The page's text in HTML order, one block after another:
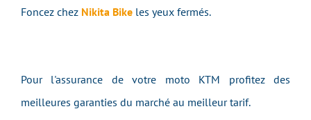
Foncez chez Nikita Bike les yeux fermés.
Pour l'assurance de votre moto KTM profitez des
meilleures garanties du marché au meilleur tarif.